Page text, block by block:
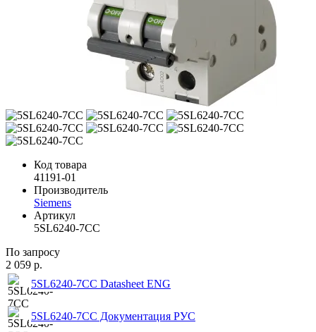
Код товара
41191-01
Производитель
Siemens
Артикул
5SL6240-7CC
По запросу
2 059 р.
5SL6240-7CC Datasheet ENG
5SL6240-7CC Документация РУС